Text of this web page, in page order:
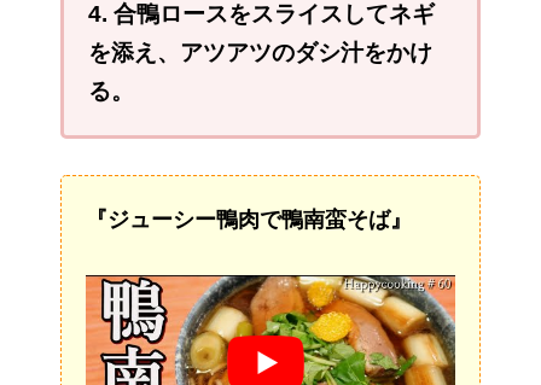
4. 合鴨ロースをスライスしてネギ
を添え、アツアツのダシ汁をかけ
る。
『ジューシー鴨肉で鴨南蛮そば』